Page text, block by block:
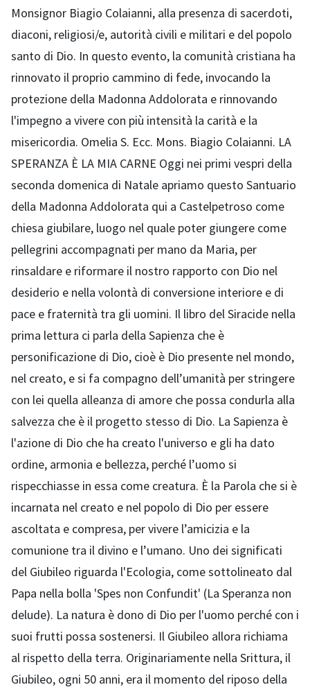
Monsignor Biagio Colaianni, alla presenza di sacerdoti,
diaconi, religiosi/e, autorità civili e militari e del popolo
santo di Dio. In questo evento, la comunità cristiana ha
rinnovato il proprio cammino di fede, invocando la
protezione della Madonna Addolorata e rinnovando
l'impegno a vivere con più intensità la carità e la
misericordia. Omelia S. Ecc. Mons. Biagio Colaianni. LA
SPERANZA È LA MIA CARNE Oggi nei primi vespri della
seconda domenica di Natale apriamo questo Santuario
della Madonna Addolorata qui a Castelpetroso come
chiesa giubilare, luogo nel quale poter giungere come
pellegrini accompagnati per mano da Maria, per
rinsaldare e riformare il nostro rapporto con Dio nel
desiderio e nella volontà di conversione interiore e di
pace e fraternità tra gli uomini. Il libro del Siracide nella
prima lettura ci parla della Sapienza che è
personificazione di Dio, cioè è Dio presente nel mondo,
nel creato, e si fa compagno dell’umanità per stringere
con lei quella alleanza di amore che possa condurla alla
salvezza che è il progetto stesso di Dio. La Sapienza è
l'azione di Dio che ha creato l'universo e gli ha dato
ordine, armonia e bellezza, perché l’uomo si
rispecchiasse in essa come creatura. È la Parola che si è
incarnata nel creato e nel popolo di Dio per essere
ascoltata e compresa, per vivere l’amicizia e la
comunione tra il divino e l’umano. Uno dei significati
del Giubileo riguarda l'Ecologia, come sottolineato dal
Papa nella bolla 'Spes non Confundit' (La Speranza non
delude). La natura è dono di Dio per l'uomo perché con i
suoi frutti possa sostenersi. Il Giubileo allora richiama
al rispetto della terra. Originariamente nella Srittura, il
Giubileo, ogni 50 anni, era il momento del riposo della